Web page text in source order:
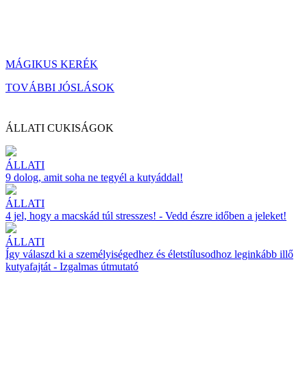
MÁGIKUS KERÉK
TOVÁBBI JÓSLÁSOK
ÁLLATI CUKISÁGOK
ÁLLATI
9 dolog, amit soha ne tegyél a kutyáddal!
ÁLLATI
4 jel, hogy a macskád túl stresszes! - Vedd észre időben a jeleket!
ÁLLATI
Így válaszd ki a személyiségedhez és életstílusodhoz leginkább illő
kutyafajtát - Izgalmas útmutató